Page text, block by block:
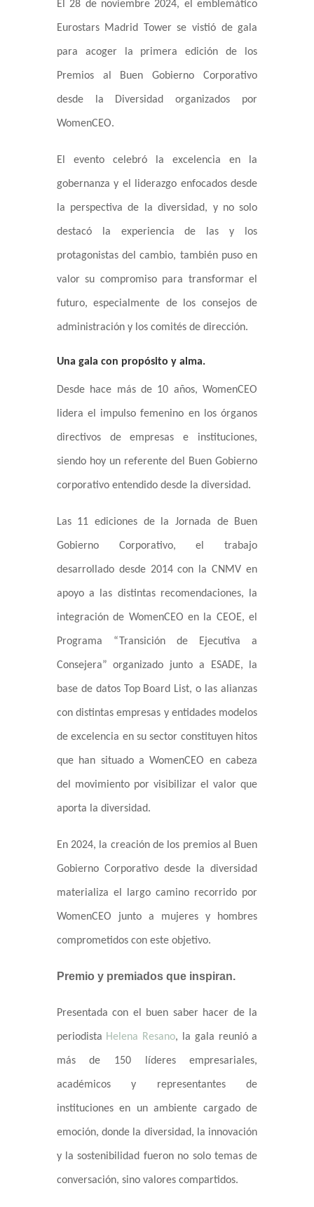
El 28 de noviembre 2024, el emblemático
Eurostars Madrid Tower se vistió de gala
para acoger la primera edición de los
Premios al Buen Gobierno Corporativo
desde la Diversidad organizados por
WomenCEO.
El evento celebró la excelencia en la
gobernanza y el liderazgo enfocados desde
la perspectiva de la diversidad, y no solo
destacó la experiencia de las y los
protagonistas del cambio, también puso en
valor su compromiso para transformar el
futuro, especialmente de los consejos de
administración y los comités de dirección.
Una gala con propósito y alma.
Desde hace más de 10 años, WomenCEO
lidera el impulso femenino en los órganos
directivos de empresas e instituciones,
siendo hoy un referente del Buen Gobierno
corporativo entendido desde la diversidad.
Las 11 ediciones de la Jornada de Buen
Gobierno Corporativo, el trabajo
desarrollado desde 2014 con la CNMV en
apoyo a las distintas recomendaciones, la
integración de WomenCEO en la CEOE, el
Programa “Transición de Ejecutiva a
Consejera” organizado junto a ESADE, la
base de datos Top Board List, o las alianzas
con distintas empresas y entidades modelos
de excelencia en su sector constituyen hitos
que han situado a WomenCEO en cabeza
del movimiento por visibilizar el valor que
aporta la diversidad.
En 2024, la creación de los premios al Buen
Gobierno Corporativo desde la diversidad
materializa el largo camino recorrido por
WomenCEO junto a mujeres y hombres
comprometidos con este objetivo.
Premio y premiados que inspiran.
Presentada con el buen saber hacer de la
periodista Helena Resano, la gala reunió a
más de 150 líderes empresariales,
académicos y representantes de
instituciones en un ambiente cargado de
emoción, donde la diversidad, la innovación
y la sostenibilidad fueron no solo temas de
conversación, sino valores compartidos.